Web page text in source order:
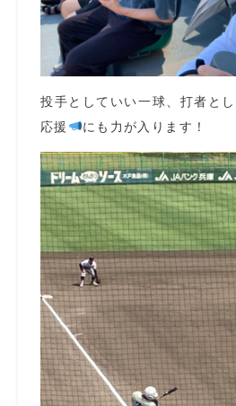
投手としていい一球、打者と
応援
にも力が入ります！